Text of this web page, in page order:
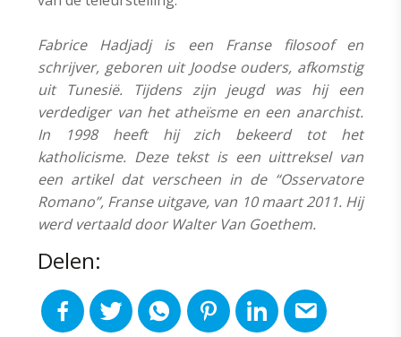
Fabrice Hadjadj is een Franse filosoof en
schrijver, geboren uit Joodse ouders, afkomstig
uit Tunesië. Tijdens zijn jeugd was hij een
verdediger van het atheïsme en een anarchist.
In 1998 heeft hij zich bekeerd tot het
katholicisme. Deze tekst is een uittreksel van
een artikel dat verscheen in de “Osservatore
Romano”, Franse uitgave, van 10 maart 2011. Hij
werd vertaald door Walter Van Goethem.
Delen: